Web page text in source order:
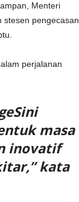
Menteri
stesen pengecasan
perjalanan
masa
inovatif
kata